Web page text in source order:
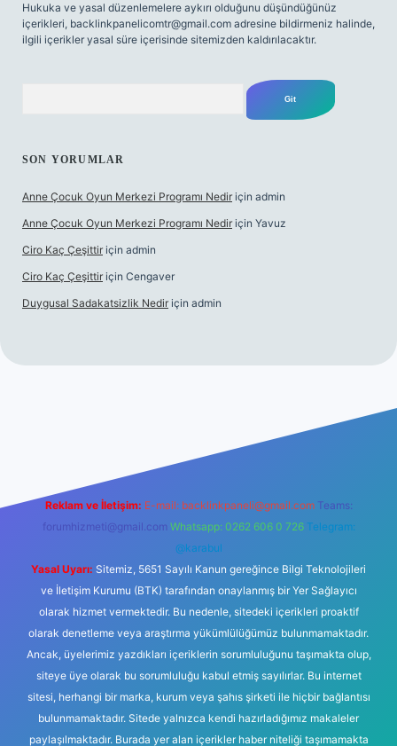
Hukuka ve yasal düzenlemelere aykırı olduğunu düşündüğünüz
içerikleri, backlinkpanelicomtr@gmail.com adresine bildirmeniz halinde,
ilgili içerikler yasal süre içerisinde sitemizden kaldırılacaktır.
SON YORUMLAR
Anne Çocuk Oyun Merkezi Programı Nedir için admin
Anne Çocuk Oyun Merkezi Programı Nedir için Yavuz
Ciro Kaç Çeşittir için admin
Ciro Kaç Çeşittir için Cengaver
Duygusal Sadakatsizlik Nedir için admin
Reklam ve İletişim: E-mail: backlinkpaneli@gmail.com Teams:
forumhizmeti@gmail.com Whatsapp: 0262 606 0 726 Telegram:
@karabul
Yasal Uyarı: Sitemiz, 5651 Sayılı Kanun gereğince Bilgi Teknolojileri
ve İletişim Kurumu (BTK) tarafından onaylanmış bir Yer Sağlayıcı
olarak hizmet vermektedir. Bu nedenle, sitedeki içerikleri proaktif
olarak denetleme veya araştırma yükümlülüğümüz bulunmamaktadır.
Ancak, üyelerimiz yazdıkları içeriklerin sorumluluğunu taşımakta olup,
siteye üye olarak bu sorumluluğu kabul etmiş sayılırlar. Bu internet
sitesi, herhangi bir marka, kurum veya şahıs şirketi ile hiçbir bağlantısı
bulunmamaktadır. Sitede yalnızca kendi hazırladığımız makaleler
paylaşılmaktadır. Burada yer alan içerikler haber niteliği taşımamakta